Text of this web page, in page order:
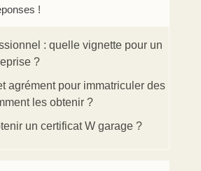
!
: quelle vignette pour un
?
agrément pour immatriculer des
les obtenir ?
un certificat W garage ?